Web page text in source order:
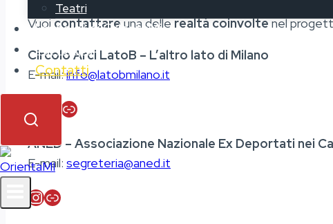
Teatri
I consigli di OrientaMi
Partecipa
Contatti
Vuoicontattareuna dellerealtà coinvoltenel
Circolo Arci LatoB – L’altro lato di Milano
E-mail:info@latobmilano.it
Instagram
Facebook
Link
ANED – Associazione Nazionale Ex Deportati nei
E-mail: segreteria@aned.it
Instagram
Link